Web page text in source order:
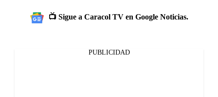
📺 Sigue a Caracol TV en Google Noticias.
PUBLICIDAD